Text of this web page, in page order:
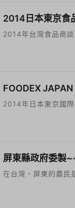
2014日本東京食
2014年台灣食品商
FOODEX
2014年日本東京國
屏東縣政府委製
在台灣、屏東的農民